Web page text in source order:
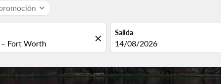
expand_more
close
Salida
fc-booking-departure-date-
14/08/2026